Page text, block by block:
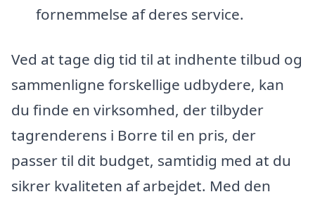
fornemmelse af deres service.
Ved at tage dig tid til at indhente tilbud og
sammenligne forskellige udbydere, kan
du finde en virksomhed, der tilbyder
tagrenderens i Borre til en pris, der
passer til dit budget, samtidig med at du
sikrer kvaliteten af arbejdet. Med den